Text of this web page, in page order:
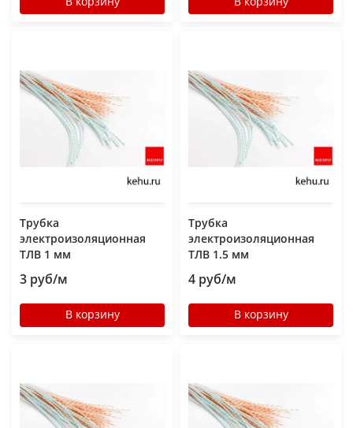
Трубка
электроизоляционная
ТЛВ 1 мм
3 руб/м
В корзину
Трубка
электроизоляционная
ТЛВ 1.5 мм
4 руб/м
В корзину